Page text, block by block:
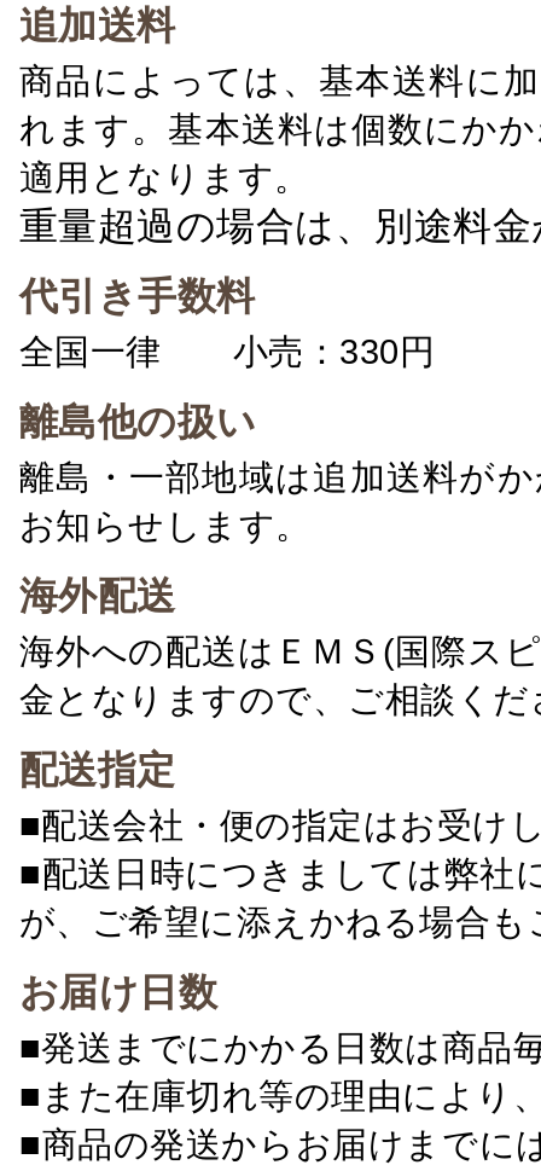
追加送料
商品によっては、基本送料に
れます。基本送料は個数にか
適用となります。
重量超過の場合は、別途料
代引き手数料
全国一律 小売：330円 卸
離島他の扱い
離島・一部地域は追加送料が
お知らせします。
海外配送
海外への配送はＥＭＳ(国際ス
金となりますので、ご相談くだ
配送指定
■配送会社・便の指定はお受け
■配送日時につきましては弊社
が、ご希望に添えかねる場合
お届け日数
■発送までにかかる日数は商品
■また在庫切れ等の理由により
■商品の発送からお届けまでに